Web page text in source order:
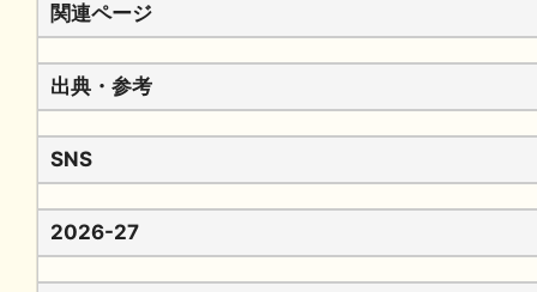
関連ページ
出典・参考
SNS
2026-27